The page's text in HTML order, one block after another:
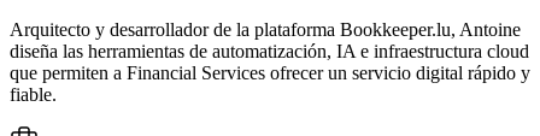
Arquitecto y desarrollador de la plataforma Bookkeeper.lu, Antoine
diseña las herramientas de automatización, IA e infraestructura cloud
que permiten a Financial Services ofrecer un servicio digital rápido y
fiable.